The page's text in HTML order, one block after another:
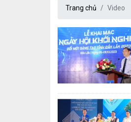
Trang chủ Video